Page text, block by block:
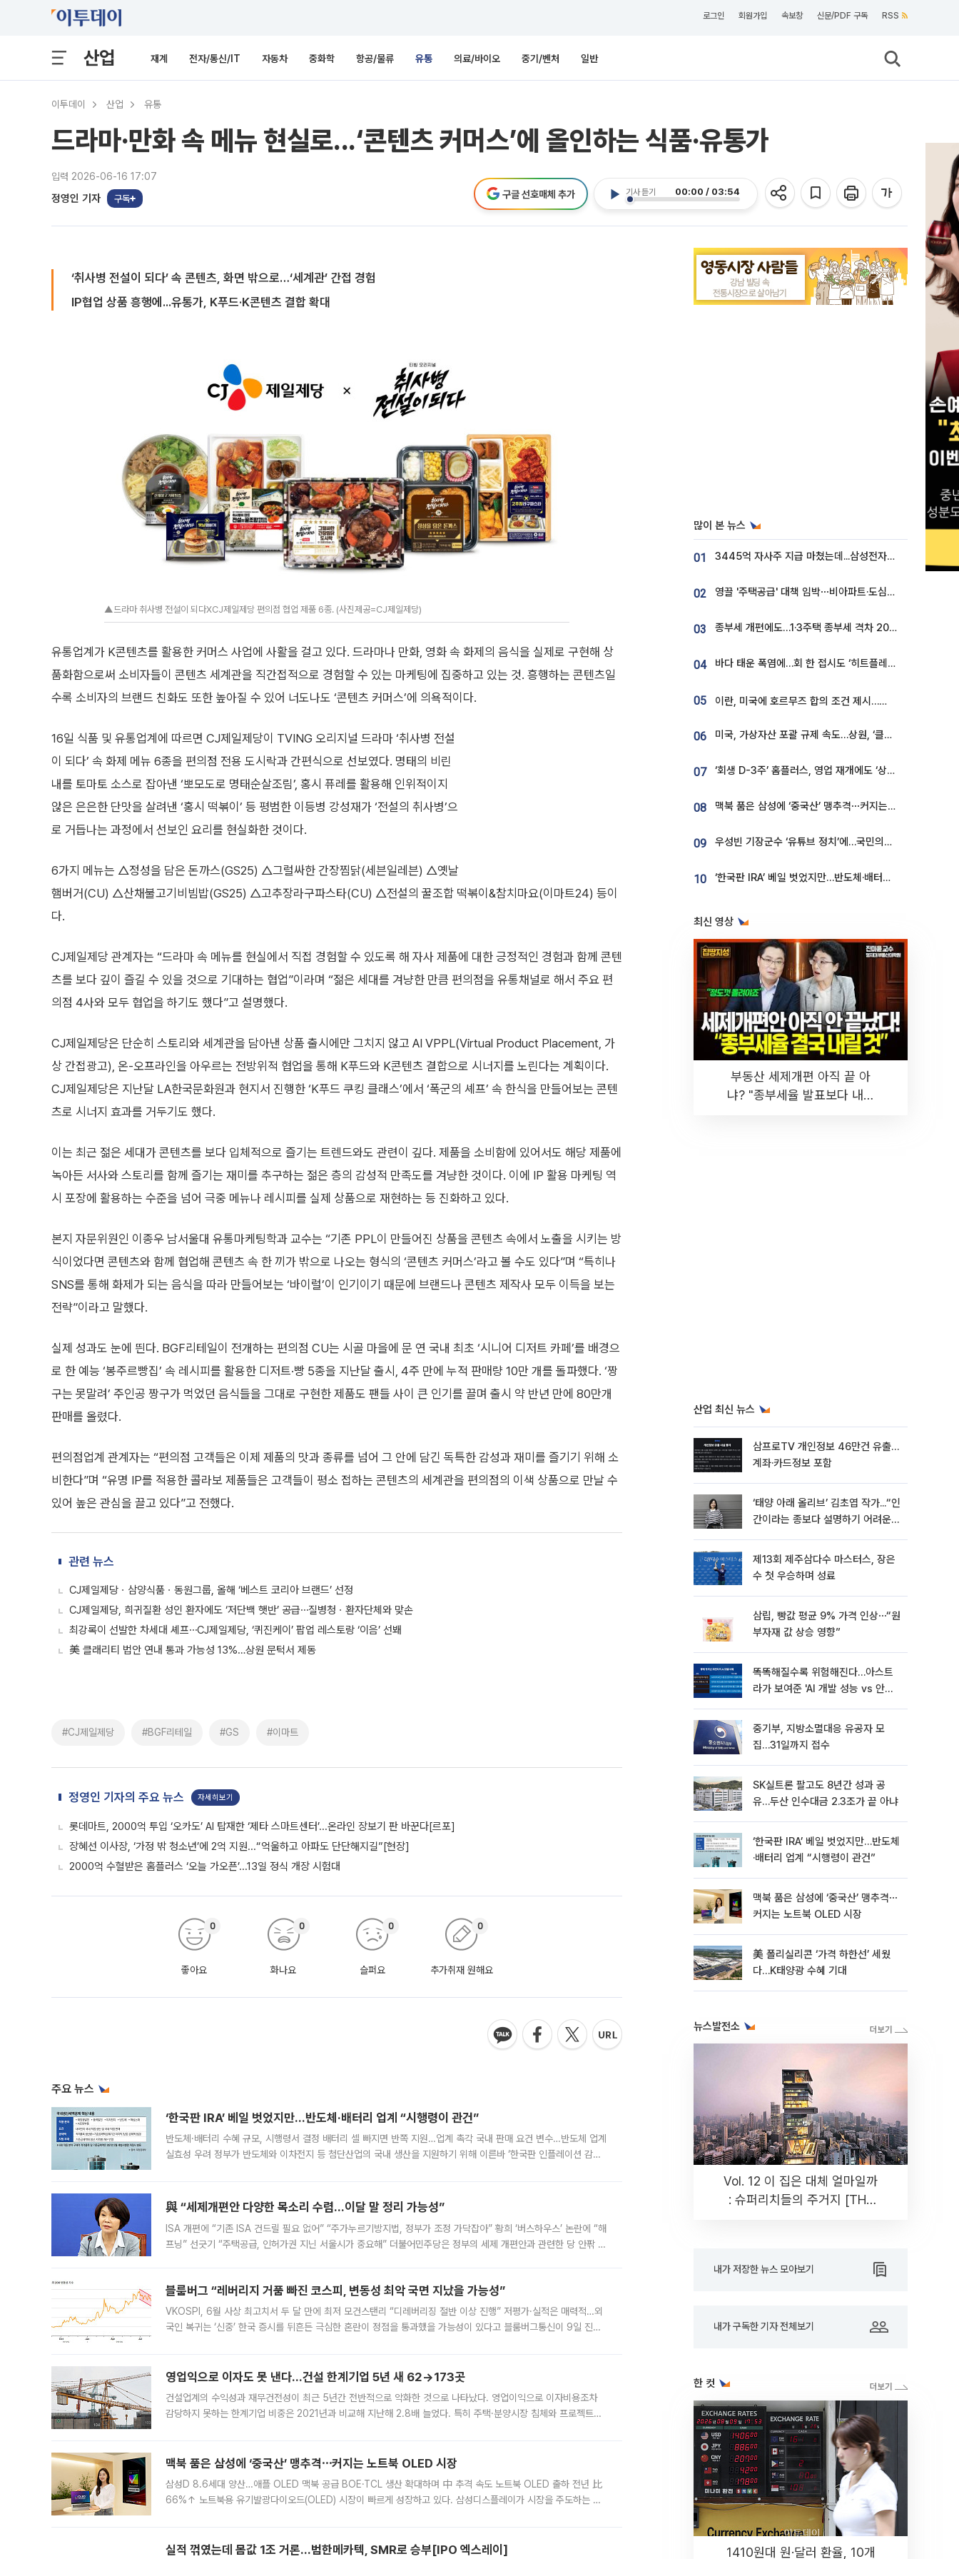
로그인 회원가입 속보창 신문/PDF 구독 RSS
산업 재계 전자/통신/IT 자동차 중화학 항공/물류 유통 의료/바이오 중기/벤처 일반
이투데이 산업 유통
드라마·만화 속 메뉴 현실로...‘콘텐츠 커머스’에 올인하는 식품·유통가
입력 2026-06-16 17:07
정영인 기자 구독
기사 듣기 00:00 / 03:54
구글 선호매체 추가
‘취사병 전설이 되다’ 속 콘텐츠, 화면 밖으로…‘세계관’ 간접 경험
IP협업 상품 흥행에...유통가, K푸드·K콘텐츠 결합 확대
▲드라마 취사병 전설이 되다XCJ제일제당 편의점 협업 제품 6종. (사진제공=CJ제일제당)
유통업계가 K콘텐츠를 활용한 커머스 사업에 사활을 걸고 있다. 드라마나 만화, 영화 속 화제의 음식을 실제로 구현해 상
품화함으로써 소비자들이 콘텐츠 세계관을 직간접적으로 경험할 수 있는 마케팅에 집중하고 있는 것. 흥행하는 콘텐츠일
수록 소비자의 브랜드 친화도 또한 높아질 수 있어 너도나도 ‘콘텐츠 커머스’에 의욕적이다.
16일 식품 및 유통업계에 따르면 CJ제일제당이 TVING 오리지널 드라마 ‘취사병 전설
이 되다’ 속 화제 메뉴 6종을 편의점 전용 도시락과 간편식으로 선보였다. 명태의 비린
내를 토마토 소스로 잡아낸 ‘뽀모도로 명태순살조림’, 홍시 퓨레를 활용해 인위적이지
않은 은은한 단맛을 살려낸 ‘홍시 떡볶이’ 등 평범한 이등병 강성재가 ‘전설의 취사병’으
로 거듭나는 과정에서 선보인 요리를 현실화한 것이다.
6가지 메뉴는 △정성을 담은 돈까스(GS25) △그럴싸한 간장찜닭(세븐일레븐) △옛날
햄버거(CU) △산채불고기비빔밥(GS25) △고추장라구파스타(CU) △전설의 꿀조합 떡볶이&참치마요(이마트24) 등이
다.
CJ제일제당 관계자는 “드라마 속 메뉴를 현실에서 직접 경험할 수 있도록 해 자사 제품에 대한 긍정적인 경험과 함께 콘텐
츠를 보다 깊이 즐길 수 있을 것으로 기대하는 협업”이라며 “젊은 세대를 겨냥한 만큼 편의점을 유통채널로 해서 주요 편
의점 4사와 모두 협업을 하기도 했다”고 설명했다.
CJ제일제당은 단순히 스토리와 세계관을 담아낸 상품 출시에만 그치지 않고 AI VPPL(Virtual Product Placement, 가
상 간접광고), 온-오프라인을 아우르는 전방위적 협업을 통해 K푸드와 K콘텐츠 결합으로 시너지를 노린다는 계획이다.
CJ제일제당은 지난달 LA한국문화원과 현지서 진행한 ‘K푸드 쿠킹 클래스’에서 ‘폭군의 셰프’ 속 한식을 만들어보는 콘텐
츠로 시너지 효과를 거두기도 했다.
이는 최근 젊은 세대가 콘텐츠를 보다 입체적으로 즐기는 트렌드와도 관련이 깊다. 제품을 소비함에 있어서도 해당 제품에
녹아든 서사와 스토리를 함께 즐기는 재미를 추구하는 젊은 층의 감성적 만족도를 겨냥한 것이다. 이에 IP 활용 마케팅 역
시 포장에 활용하는 수준을 넘어 극중 메뉴나 레시피를 실제 상품으로 재현하는 등 진화하고 있다.
본지 자문위원인 이종우 남서울대 유통마케팅학과 교수는 “기존 PPL이 만들어진 상품을 콘텐츠 속에서 노출을 시키는 방
식이었다면 콘텐츠와 함께 협업해 콘텐츠 속 한 끼가 밖으로 나오는 형식의 ‘콘텐츠 커머스’라고 볼 수도 있다”며 “특히나
SNS를 통해 화제가 되는 음식을 따라 만들어보는 ‘바이럴’이 인기이기 때문에 브랜드나 콘텐츠 제작사 모두 이득을 보는
전략”이라고 말했다.
실제 성과도 눈에 띈다. BGF리테일이 전개하는 편의점 CU는 시골 마을에 문 연 국내 최초 ‘시니어 디저트 카페’를 배경으
로 한 예능 ‘봉주르빵집’ 속 레시피를 활용한 디저트·빵 5종을 지난달 출시, 4주 만에 누적 판매량 10만 개를 돌파했다. ‘짱
구는 못말려’ 주인공 짱구가 먹었던 음식들을 그대로 구현한 제품도 팬들 사이 큰 인기를 끌며 출시 약 반년 만에 80만개
판매를 올렸다.
편의점업계 관계자는 “편의점 고객들은 이제 제품의 맛과 종류를 넘어 그 안에 담긴 독특한 감성과 재미를 즐기기 위해 소
비한다”며 “유명 IP를 적용한 콜라보 제품들은 고객들이 평소 접하는 콘텐츠의 세계관을 편의점의 이색 상품으로 만날 수
있어 높은 관심을 끌고 있다”고 전했다.
관련 뉴스
CJ제일제당ㆍ삼양식품ㆍ동원그룹, 올해 ‘베스트 코리아 브랜드’ 선정
CJ제일제당, 희귀질환 성인 환자에도 ‘저단백 햇반’ 공급⋯질병청ㆍ환자단체와 맞손
최강록이 선발한 차세대 셰프⋯CJ제일제당, ‘퀴진케이’ 팝업 레스토랑 ‘이음’ 선봬
美 클래리티 법안 연내 통과 가능성 13%…상원 문턱서 제동
#CJ제일제당 #BGF리테일 #GS #이마트
정영인 기자의 주요 뉴스 자세히보기
롯데마트, 2000억 투입 ‘오카도’ AI 탑재한 ‘제타 스마트센터’...온라인 장보기 판 바꾼다[르포]
장혜선 이사장, ‘가정 밖 청소년’에 2억 지원...“억울하고 아파도 단단해지길”[현장]
2000억 수혈받은 홈플러스 ‘오늘 가오픈’...13일 정식 개장 시험대
좋아요
0
화나요
0
슬퍼요
0
추가취재 원해요
0
주요 뉴스
‘한국판 IRA’ 베일 벗었지만…반도체·배터리 업계 “시행령이 관건”
반도체·배터리 수혜 규모, 시행령서 결정 배터리 셀 빠지면 반쪽 지원…업계 촉각 국내 판매 요건 변수…반도체 업계
실효성 우려 정부가 반도체와 이차전지 등 첨단산업의 국내 생산을 지원하기 위해 이른바 ‘한국판 인플레이션 감축
與 “세제개편안 다양한 목소리 수렴…이달 말 정리 가능성”
ISA 개편에 “기존 ISA 건드릴 필요 없어” “주가누르기방지법, 정부가 조정 가닥잡아” 황희 ‘버스하우스’ 논란에 “해
프닝” 선긋기 “주택공급, 인허가권 지닌 서울시가 중요해” 더불어민주당은 정부의 세제 개편안과 관련한 당 안팎 의
블룸버그 “레버리지 거품 빠진 코스피, 변동성 최악 국면 지났을 가능성”
VKOSPI, 6월 사상 최고치서 두 달 만에 최저 모건스탠리 “디레버리징 절반 이상 진행” 저평가·실적은 매력적…외
국인 복귀는 ‘신중’ 한국 증시를 뒤흔든 극심한 혼란이 정점을 통과했을 가능성이 있다고 블룸버그통신이 9일 진단
영업익으로 이자도 못 낸다…건설 한계기업 5년 새 62→173곳
건설업계의 수익성과 재무건전성이 최근 5년간 전반적으로 악화한 것으로 나타났다. 영업이익으로 이자비용조차
감당하지 못하는 한계기업 비중은 2021년과 비교해 지난해 2.8배 늘었다. 특히 주택·분양시장 침체와 프로젝트파
맥북 품은 삼성에 ‘중국산’ 맹추격⋯커지는 노트북 OLED 시장
삼성D 8.6세대 양산…애플 OLED 맥북 공급 BOE·TCL 생산 확대하며 中 추격 속도 노트북 OLED 출하 전년 比
66%↑ 노트북용 유기발광다이오드(OLED) 시장이 빠르게 성장하고 있다. 삼성디스플레이가 시장을 주도하는 가
실적 꺾였는데 몸값 1조 거론…범한메카텍, SMR로 승부[IPO 엑스레이]
많이 본 뉴스
01 3445억 자사주 지급 마쳤는데...삼성전자 DX노조, 뒤늦은 '떼쓰기 집회'
02 영끌 '주택공급' 대책 임박⋯비아파트·도심복합까지 총동원
03 종부세 개편에도…1·3주택 종부세 격차 2028년부터 확대
04 바다 태운 폭염에…회 한 접시도 ‘히트플레이션’
05 이란, 미국에 호르무즈 합의 조건 제시…美 “경기 아직 안 끝나” [종합]
06 미국, 가상자산 포괄 규제 속도…상원, ‘클래리티법’ 9월 절차투표 추진
07 ‘회생 D-3주’ 홈플러스, 영업 재개에도 ‘상품 공급망’ 복구가 생존 관건
08 맥북 품은 삼성에 ‘중국산’ 맹추격⋯커지는 노트북 OLED 시장
09 우성빈 기장군수 ‘유튜브 정치’에…국민의힘 군의원들 집단 반발
10 ‘한국판 IRA’ 베일 벗었지만…반도체·배터리 업계 “시행령이 관건”
최신 영상
부동산 세제개편 아직 끝 아
냐? "종부세율 발표보다 내릴
산업 최신 뉴스
삼프로TV 개인정보 46만건 유출…
계좌·카드정보 포함
‘태양 아래 올리브’ 김초엽 작가...“인
간이라는 종보다 설명하기 어려운
뷰]
제13회 제주삼다수 마스터스, 장은
수 첫 우승하며 성료
삼립, 빵값 평균 9% 가격 인상⋯“원
부자재 값 상승 영향”
똑똑해질수록 위험해진다…아스트
라가 보여준 'AI 개발 성능 vs 안전
중기부, 지방소멸대응 유공자 모
집…31일까지 접수
SK실트론 팔고도 8년간 성과 공
유…두산 인수대금 2.3조가 끝 아냐
‘한국판 IRA’ 베일 벗었지만…반도체
·배터리 업계 “시행령이 관건”
맥북 품은 삼성에 ‘중국산’ 맹추격⋯
커지는 노트북 OLED 시장
美 폴리실리콘 ‘가격 하한선’ 세웠
다…K태양광 수혜 기대
뉴스발전소
Vol. 12 이 집은 대체 얼마일까
: 슈퍼리치들의 주거지 [THE
내가 저장한 뉴스 모아보기
내가 구독한 기자 전체보기
한 컷
1410원대 원·달러 환율, 10개